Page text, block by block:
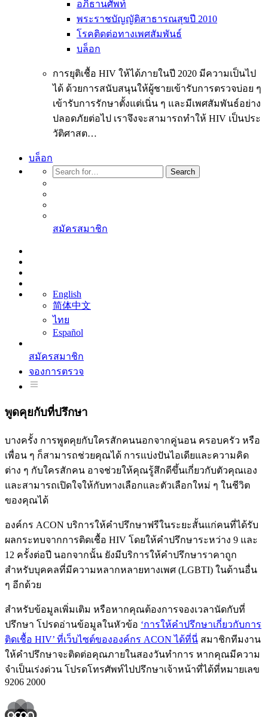
อภิธานศัพท์
พระราชบัญญัติสาธารณสุขปี 2010
โรคติดต่อทางเพศสัมพันธ์
บล็อก
การยุติเชื้อ HIV ให้ได้ภายในปี 2020 มีความเป็นไป
ได้ ด้วยการสนับสนุนให้ผู้ชายเข้ารับการตรวจบ่อย ๆ
เข้ารับการรักษาตั้งแต่เนิ่น ๆ และมีเพศสัมพันธ์อย่าง
ปลอดภัยต่อไป เราจึงจะสามารถทำให้ HIV เป็นประ
วัติศาสต…
บล็อก
Search
สมัครสมาชิก
English
简体中文
ไทย
Español
สมัครสมาชิก
จองการตรวจ
พูดคุยกับที่ปรึกษา
บางครั้ง การพูดคุยกับใครสักคนนอกจากคู่นอน ครอบครัว หรือ
เพื่อน ๆ ก็สามารถช่วยคุณได้ การแบ่งปันไอเดียและความคิด
ต่าง ๆ กับใครสักคน อาจช่วยให้คุณรู้สึกดีขึ้นเกี่ยวกับตัวคุณเอง
และสามารถเปิดใจให้กับทางเลือกและตัวเลือกใหม่ ๆ ในชีวิต
ของคุณได้
องค์กร ACON บริการให้คำปรึกษาฟรีในระยะสั้นแก่คนที่ได้รับ
ผลกระทบจากการติดเชื้อ HIV โดยให้คำปรึกษาระหว่าง 9 และ
12 ครั้งต่อปี นอกจากนั้น ยังมีบริการให้คำปรึกษาราคาถูก
สำหรับบุคคลที่มีความหลากหลายทางเพศ (LGBTI) ในด้านอื่น
ๆ อีกด้วย
สำหรับข้อมูลเพิ่มเติม หรือหากคุณต้องการจองเวลานัดกับที่
ปรึกษา โปรดอ่านข้อมูลในหัวข้อ ‘การให้คำปรึกษาเกี่ยวกับการ
ติดเชื้อ HIV’ ที่เว็บไซต์ขององค์กร ACON ได้ที่นี่ สมาชิกทีมงาน
ให้คำปรึกษาจะติดต่อคุณภายในสองวันทำการ หากคุณมีความ
จำเป็นเร่งด่วน โปรดโทรศัพท์ไปปรึกษาเจ้าหน้าที่ได้ที่หมายเลข
9206 2000